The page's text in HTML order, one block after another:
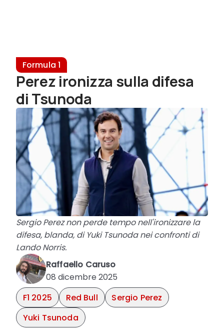
Formula 1
Perez ironizza sulla difesa
di Tsunoda
Sergio Perez non perde tempo nell'ironizzare la
difesa, blanda, di Yuki Tsunoda nei confronti di
Lando Norris.
Raffaello Caruso
08 dicembre 2025
F1 2025
Red Bull
Sergio Perez
Yuki Tsunoda